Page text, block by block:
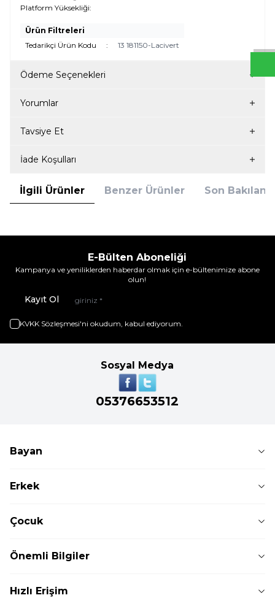
Platform Yüksekliği:
Ürün Filtreleri
Tedarikçi Ürün Kodu
: 13 181150-Lacivert
Ödeme Seçenekleri
Yorumlar
Tavsiye Et
İade Koşulları
İlgili Ürünler Benzer Ürünler Son
E-Bülten Aboneliği
Kampanya ve yeniliklerden haberdar olmak için e-bültenimize abone
olun!
Kayıt Ol
KVKK Sözleşmesi'ni okudum, kabul ediyorum.
Sosyal Medya
05376653512
Bayan
Erkek
Çocuk
Önemli Bilgiler
Hızlı Erişim